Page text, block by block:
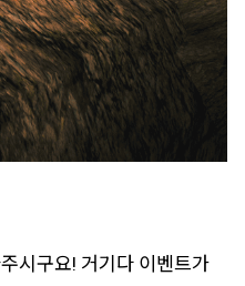
시구요! 거기다 이벤트가